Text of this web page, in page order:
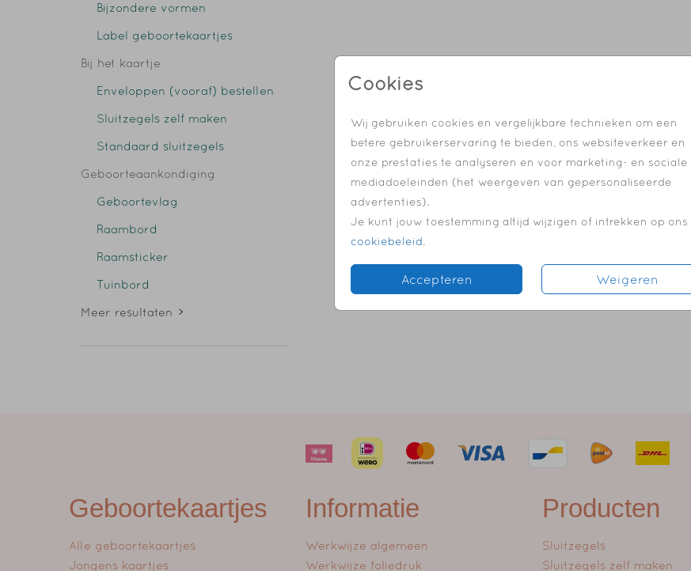
Cookies
Wij gebruiken cookies en vergelijkbare technieken om een
betere gebruikerservaring te bieden, ons websiteverkeer en
onze prestaties te analyseren en voor marketing- en sociale
mediadoeleinden (het weergeven van gepersonaliseerde
advertenties).
Je kunt jouw toestemming altijd wijzigen of intrekken op ons
cookiebeleid.
Accepteren Weigeren
Bijzondere vormen
Label geboortekaartjes
Bij het kaartje
Enveloppen (vooraf) bestellen
Sluitzegels zelf maken
Standaard sluitzegels
Geboorteaankondiging
Geboortevlag
Raambord
Raamsticker
Tuinbord
Meer resultaten
Geboortekaartjes
Alle geboortekaartjes
Jongens kaartjes
Informatie
Werkwijze algemeen
Werkwijze foliedruk
Producten
Sluitzegels
Sluitzegels zelf maken